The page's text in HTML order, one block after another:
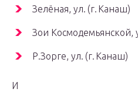
Зелёная, ул. (г. Канаш)
Зои Космодемьянской,
Р.Зорге, ул. (г. Канаш)
И